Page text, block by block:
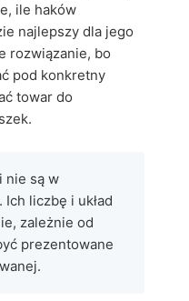
ile haków
najlepszy dla jego
rozwiązanie, bo
pod konkretny
towar do
nie są w
liczbę i układ
zależnie od
prezentowane